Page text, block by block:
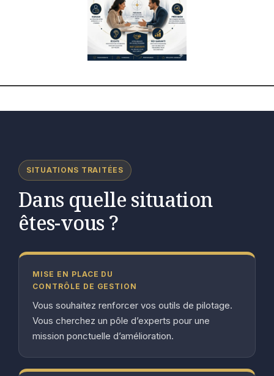
SITUATIONS TRAITÉES
Dans quelle situation
êtes-vous ?
MISE EN PLACE DU
CONTRÔLE DE GESTION
Vous souhaitez renforcer vos outils de pilotage.
Vous cherchez un pôle d’experts pour une
mission ponctuelle d’amélioration.